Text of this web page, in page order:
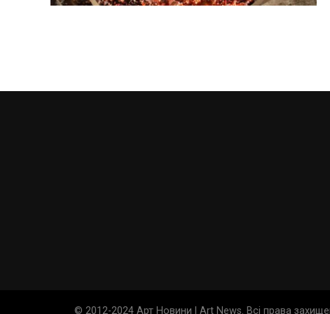
© 2012-2024 Арт Новини | Art News. Всі права